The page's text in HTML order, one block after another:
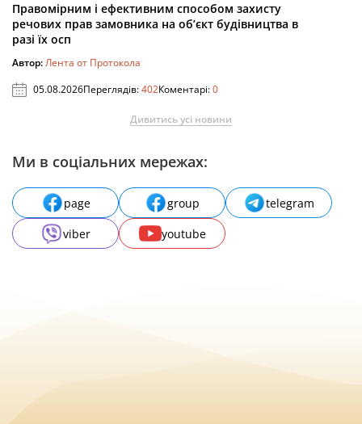
Правомірним і ефективним способом захисту
речових прав замовника на об’єкт будівництва в
разі їх осп
Автор:Лента от Протокола
05.08.2026Переглядів:402Коментарі:0
Дивитись усі новини
Ми в соціальних мережах:
page group
telegram
viber
youtube